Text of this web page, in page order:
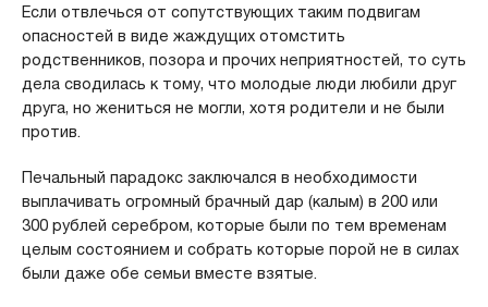
Если отвлечься от сопутствующих таким подвигам
опасностей в виде жаждущих отомстить
родственников, позора и прочих неприятностей, то суть
дела сводилась к тому, что молодые люди любили друг
друга, но жениться не могли, хотя родители и не были
против.
Печальный парадокс заключался в необходимости
выплачивать огромный брачный дар (калым) в 200 или
300 рублей серебром, которые были по тем временам
целым состоянием и собрать которые порой не в силах
были даже обе семьи вместе взятые.